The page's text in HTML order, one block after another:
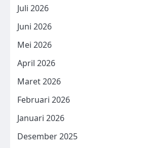
Juli 2026
Juni 2026
Mei 2026
April 2026
Maret 2026
Februari 2026
Januari 2026
Desember 2025